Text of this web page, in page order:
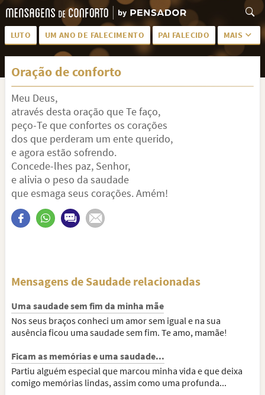
LUTO UM ANO DE FALECIMENTO PAI FALECIDO MAIS
LUTO PARA AMIGA PALAVRAS
SAUDADES DA MÃE
PÊSAMES PARA AMIGA
MEUS SENTIMENTOS PÊSAMES PARA AMIGO
FRASES DE LUTO PARA AMIGO FIM DE NAMORO
TODAS AS CATEGORIAS
Oração de conforto
Meu Deus,
através desta oração que Te faço,
peço-Te que confortes os corações
dos que perderam um ente querido,
e agora estão sofrendo.
Concede-lhes paz, Senhor,
e alivia o peso da saudade
que esmaga seus corações. Amém!
Mensagens de Saudade relacionadas
Uma saudade sem fim da minha mãe
Nos seus braços conheci um amor sem igual e na sua
ausência ficou uma saudade sem fim. Te amo, mamãe!
Ficam as memórias e uma saudade...
Partiu alguém especial que marcou minha vida e que deixa
comigo memórias lindas, assim como uma profunda...